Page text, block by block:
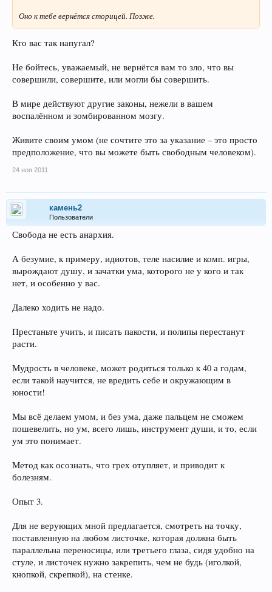
Оно к тебе вернётся сторицей. Позже.
Кто вас так напугал?
Не бойтесь, уважаемый, не вернётся вам то зло, что вы
совершили, совершите, или могли бы совершить.
В мире действуют другие законы, нежели в вашем
воспалённом и зомбированном мозгу.
Живите своим умом (не сочтите это за указание – это просто
предположение, что вы можете быть свободным человеком).
24 ноя 2011
камень2
Пользователи
Свобода не есть анархия.
А безумие, к примеру, идиотов, теле насилие и комп. игры,
вырождают душу, и зачатки ума, которого не у кого и так
нет, и особенно у вас.
Далеко ходить не надо.
Престаньте учить, и писать пакости, и полипы перестанут
расти.
Мудрость в человеке, может родиться только к 40 а годам,
если такой научится, не вредить себе и окружающим в
юности!
Мы всё делаем умом, и без ума, даже пальцем не сможем
пошевелить, но ум, всего лишь, инструмент души, и то, если
ум это понимает.
Метод как осознать, что грех отупляет, и приводит к
болезням.
Опыт 3.
Для не верующих мной предлагается, смотреть на точку,
поставленную на любом листочке, которая должна быть
параллельна переносицы, или третьего глаза, сидя удобно на
стуле, и листочек нужно закрепить, чем не будь (иголкой,
кнопкой, скрепкой), на стенке.